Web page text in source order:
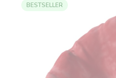
BESTSELLER